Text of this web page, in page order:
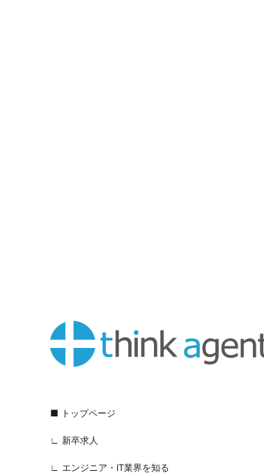
■ トップページ
∟ 新卒求人
∟ エンジニア・IT業界を知る